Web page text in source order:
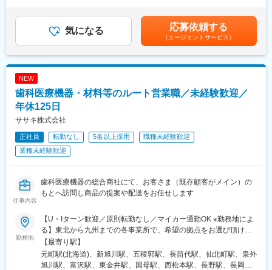
い女性も活躍しやすい環境です。正社員の場合、転勤可能性はあ
りますが、定期的にあるものではなく適性や希望に応じて配置し
ています。
変更の範囲：会社の定める業務
製品の適切な使用方法、新しい治療手法や症例情報の提供
新規顧客の開拓および既存顧客との関係構築
２．担当エリアの営業計画・目標管理
会社・部門方針に基づいた担当エリアの営業計画策定
売上目標（売上金額、数量等）の達成
歯科医師、歯科技工士などを対象とする製品説明会、勉強会の開
催
３．市場・顧客情報の収集と共有
担当地域の市場動向、病院・クリニックの情報、顧客ニーズの収
集
医院・医師情報の管理・更新
クレーム発生時の一次対応および関係部門への共有
【働き方・社内連携】
上司への報告・相談を行いながら、裁量をもって活動
日報・週報、顧客情報の登録・管理
会社から、社用車を貸与
【学習・成長環境】
月に支給※ターゲット額：72万円～117万円（未経験者の場合、40
万円～65万円）※固定残業（55時間）込みとなります。賃金はあ
くまでも目安の金額であり、選考を通じて上下する可能性があり
ます。月給(月額)は固定手当を含めた表記です。
気になる 応募依頼する
（エージェントサービス）
NEW
歯科医療機器・材料等のルート営業職／未経験歓迎／
年休125日
ササキ株式会社
正社員 転勤なし 5名以上採用
職種未経験歓迎
業種未経験歓迎
仕事内容
歯科医療機器の総合商社にて、お客さま（既存顧客がメイン）の
もとへ訪問し商品の提案や配送をお任せします
勤務地
【U・Iターン歓迎／原則転勤なし／マイカー通勤OK ※勤務地によ
る】東北から九州までの各事業所で、希望の拠点をお選び頂けま
す！＜北海道エリア＞■札幌支店■旭川店■函館店＜東北エリア＞■
八戸店■盛岡支店■秋田店■仙台支店■山形営業所＜北陸エリア＞■
甲府支店■松本支店■長野店■長岡店＜首都圏エリア＞■東京支店■
【最寄り駅】
元町駅(北海道)、新旭川駅、五稜郭駅、長苗代駅、仙北町駅、泉外
旭川駅、富沢駅、東金井駅、国母駅、西松本駅、長野駅、長岡